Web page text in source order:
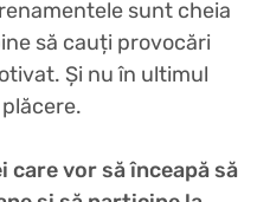
sunt cheia
să cauți provocări
Și nu în ultimul
care vor să înceapă să